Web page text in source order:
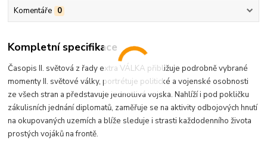
Komentáře 0
Kompletní specifikace
Časopis II. světová z řady extra VÁLKA přibližuje podrobně vybrané
momenty II. světové války, portrétuje politické a vojenské osobnosti
ze všech stran a představuje jednotlivá vojska. Nahlíží i pod pokličku
zákulisních jednání diplomatů, zaměřuje se na aktivity odbojových hnutí
na okupovaných uzemích a blíže sleduje i strasti každodenního života
prostých vojáků na frontě.